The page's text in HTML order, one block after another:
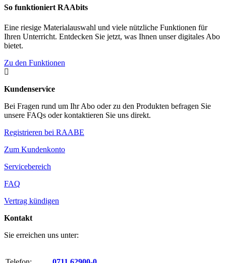
So funktioniert RAAbits
Eine riesige Materialauswahl und viele nützliche Funktionen für
Ihren Unterricht. Entdecken Sie jetzt, was Ihnen unser digitales Abo
bietet.
Zu den Funktionen

Kundenservice
Bei Fragen rund um Ihr Abo oder zu den Produkten befragen Sie
unsere FAQs oder kontaktieren Sie uns direkt.
Registrieren bei RAABE
Zum Kundenkonto
Servicebereich
FAQ
Vertrag kündigen
Kontakt
Sie erreichen uns unter: